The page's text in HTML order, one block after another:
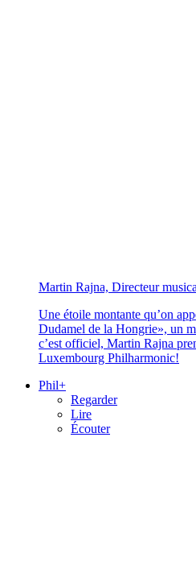
Martin Rajna, Directeur
Une étoile montante qu’on
Dudamel de la Hongrie», un
c’est officiel, Martin Rajna
Luxembourg Philharmonic!
Phil+
Regarder
Lire
Écouter